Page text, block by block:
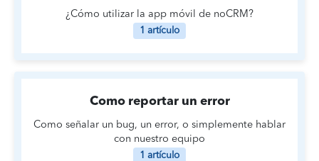
¿Cómo utilizar la app móvil de noCRM?
1 artículo
Como reportar un error
Como señalar un bug, un error, o simplemente hablar
con nuestro equipo
1 artículo